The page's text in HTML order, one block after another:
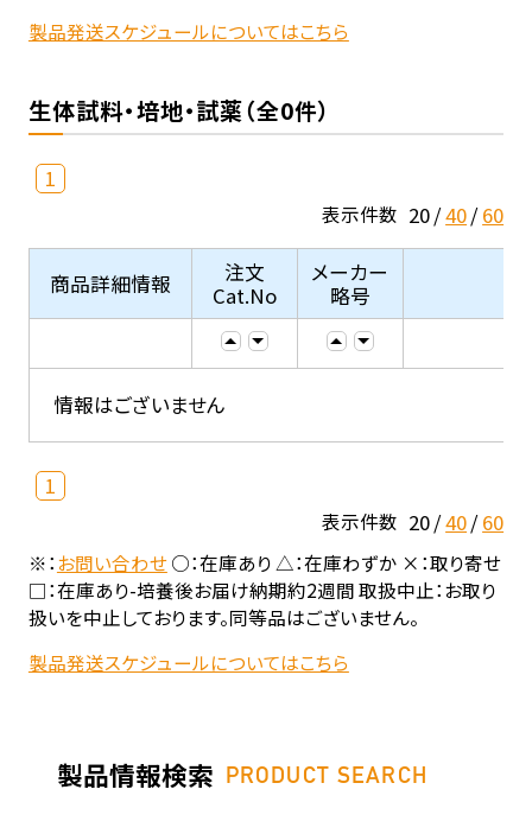
製品発送スケジュールについてはこちら
生体試料・培地・試薬（全0件）
1
表示件数 20 40 60
商品詳細情報
注文
Cat.No
メーカー
略号
情報はございません
1
表示件数 20 40 60
※：お問い合わせ○：在庫あり △：在庫わずか ×：取り寄せ
□：在庫あり-培養後お届け納期約2週間 取扱中止：お取り
扱いを中止しております。同等品はございません。
製品発送スケジュールについてはこちら
製品情報検索 PRODUCT SEARCH